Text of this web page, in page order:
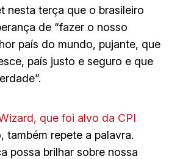
nesta terça que o brasileiro
de “fazer o nosso
país do mundo, pujante, que
país justo e seguro e que
que foi alvo da CPI
também repete a palavra.
possa brilhar sobre nossa